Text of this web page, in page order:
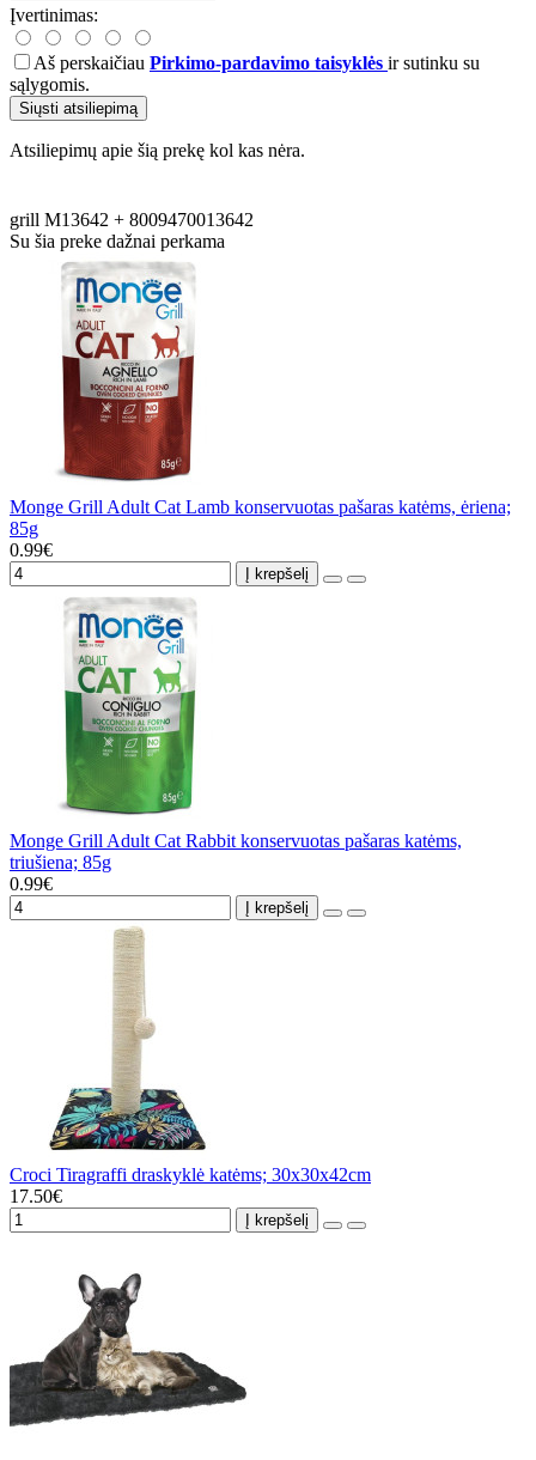
Įvertinimas:
Aš perskaičiau Pirkimo-pardavimo taisyklės ir sutinku su
sąlygomis.
Siųsti atsiliepimą
Atsiliepimų apie šią prekę kol kas nėra.
grill M13642 + 8009470013642
Su šia preke dažnai perkama
Monge Grill Adult Cat Lamb konservuotas pašaras katėms, ėriena;
85g
0.99€
Į krepšelį
Monge Grill Adult Cat Rabbit konservuotas pašaras katėms,
triušiena; 85g
0.99€
Į krepšelį
Croci Tiragraffi draskyklė katėms; 30x30x42cm
17.50€
Į krepšelį